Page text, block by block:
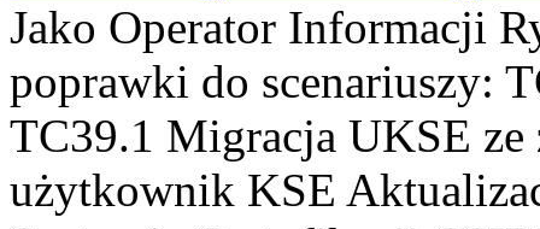
Jako Operator Informacji
poprawki do scenariuszy:
TC39.1 Migracja UKSE
użytkownik KSE